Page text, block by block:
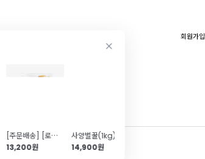
[주문배송] [로젠치즈] 치즈스틱 1kg
13,200원
사양벌꿀(1kg)
14,900원
회원가입